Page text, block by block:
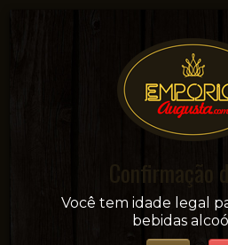
Sua conveniência e
Confirmação
Você tem idade legal
bebidas